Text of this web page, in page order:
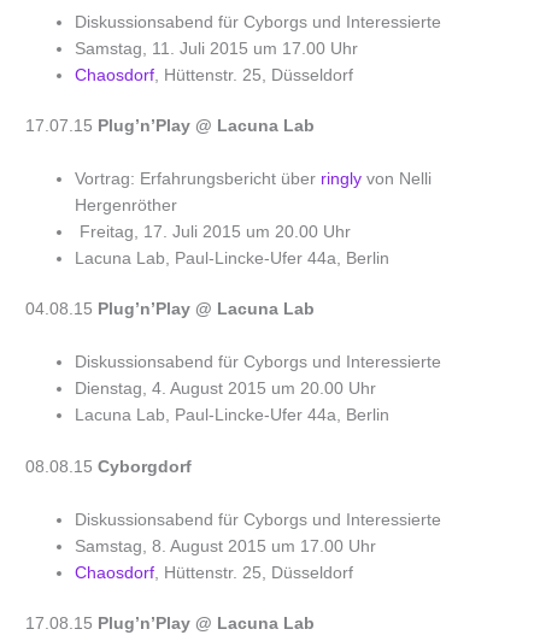
Diskussionsabend für Cyborgs und Interessierte
Samstag, 11. Juli 2015 um 17.00 Uhr
Chaosdorf , Hüttenstr. 25, Düsseldorf
17.07.15 Plug’n’Play @ Lacuna Lab
Vortrag: Erfahrungsbericht über ringly von Nelli
Hergenröther
Freitag, 17. Juli 2015 um 20.00 Uhr
Lacuna Lab, Paul-Lincke-Ufer 44a, Berlin
04.08.15 Plug’n’Play @ Lacuna Lab
Diskussionsabend für Cyborgs und Interessierte
Dienstag, 4. August 2015 um 20.00 Uhr
Lacuna Lab, Paul-Lincke-Ufer 44a, Berlin
08.08.15 Cyborgdorf
Diskussionsabend für Cyborgs und Interessierte
Samstag, 8. August 2015 um 17.00 Uhr
Chaosdorf , Hüttenstr. 25, Düsseldorf
17.08.15 Plug’n’Play @ Lacuna Lab